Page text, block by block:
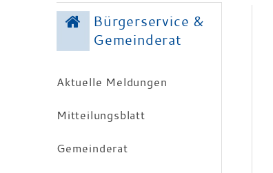
Bürgerservice &
Gemeinderat
Aktuelle Meldungen
Mitteilungsblatt
Gemeinderat